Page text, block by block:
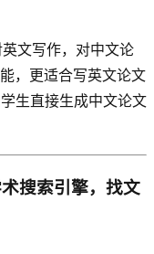
文写作，对中文论
，更适合写英文论文
生直接生成中文论文
搜索引擎，找文